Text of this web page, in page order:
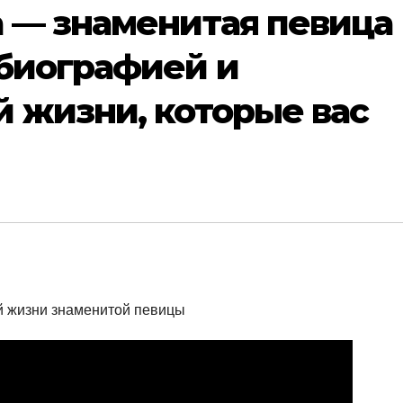
— знаменитая певица
и
жизни, которые вас